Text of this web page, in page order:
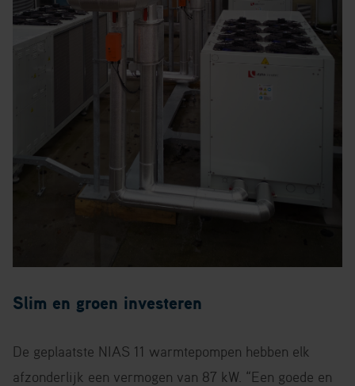
Slim en groen investeren
De geplaatste NIAS 11 warmtepompen hebben elk
afzonderlijk een vermogen van 87 kW. “Een goede en